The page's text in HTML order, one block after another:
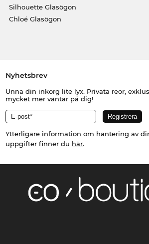
Silhouette Glasögon
Chloé Glasögon
Nyhetsbrev
Unna din inkorg lite lyx. Privata reor,
mycket mer väntar på dig!
Ytterligare information om hantering av
uppgifter finner du här.